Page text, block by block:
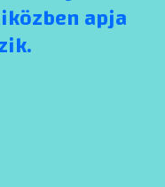
apja